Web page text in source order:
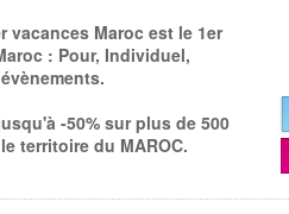
vacances Maroc est le 1er
: Pour, Individuel,
-50% sur plus de 500
territoire du MAROC.